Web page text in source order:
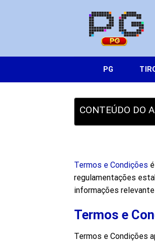
PG
CONTEÚDO DO
Termos e Condições
regulamentações
informações
Termos e
Termos e Condições